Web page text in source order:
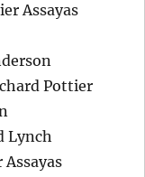
Assayas
Pottier
Lynch